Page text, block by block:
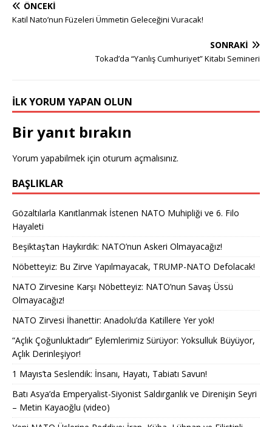
ÖNCEKI
Katil Nato’nun Füzeleri Ümmetin Geleceğini Vuracak!
SONRAKI
Tokad’da “Yanlış Cumhuriyet” Kitabı Semineri
İLK YORUM YAPAN OLUN
Bir yanıt bırakın
Yorum yapabilmek için oturum açmalısınız.
BAŞLIKLAR
Gözaltılarla Kanıtlanmak İstenen NATO Muhipliği ve 6. Filo
Hayaleti
Beşiktaş’tan Haykırdık: NATO’nun Askeri Olmayacağız!
Nöbetteyiz: Bu Zirve Yapılmayacak, TRUMP-NATO Defolacak!
NATO Zirvesine Karşı Nöbetteyiz: NATO’nun Savaş Üssü
Olmayacağız!
NATO Zirvesi İhanettir: Anadolu’da Katillere Yer yok!
“Açlık Çoğunluktadır” Eylemlerimiz Sürüyor: Yoksulluk Büyüyor,
Açlık Derinleşiyor!
1 Mayıs’ta Seslendik: İnsanı, Hayatı, Tabiatı Savun!
Batı Asya’da Emperyalist-Siyonist Saldırganlık ve Direnişin Seyri
– Metin Kayaoğlu (video)